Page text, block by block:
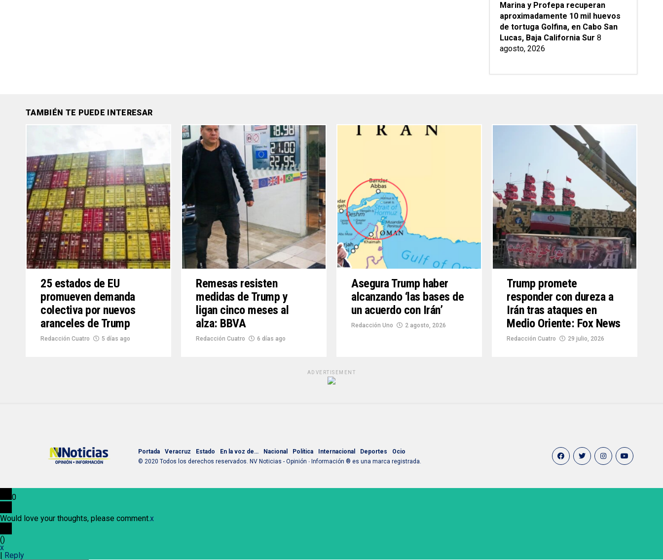
Marina y Profepa recuperan
aproximadamente 10 mil huevos
de tortuga Golfina, en Cabo San
Lucas, Baja California Sur 8
agosto, 2026
TAMBIÉN TE PUEDE INTERESAR
25 estados de EU
promueven demanda
colectiva por nuevos
aranceles de Trump
Redacción Cuatro 5 días ago
Remesas resisten
medidas de Trump y
ligan cinco meses al
alza: BBVA
Redacción Cuatro 6 días ago
Asegura Trump haber
alcanzando ‘las bases de
un acuerdo con Irán’
Redacción Uno 2 agosto, 2026
Trump promete
responder con dureza a
Irán tras ataques en
Medio Oriente: Fox News
Redacción Cuatro 29 julio, 2026
ADVERTISEMENT
Portada Veracruz Estado En la voz de… Nacional Política Internacional Deportes
Ocio
© 2020 Todos los derechos reservados. NV Noticias - Opinión ∙ Información ® es una marca registrada.
0
Would love your thoughts, please comment.x
()
x
Reply